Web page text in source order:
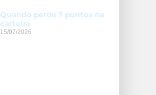
Quando perde 7 pontos na
carteira
15/07/2026